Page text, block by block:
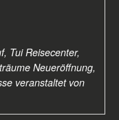
Tui Reisecenter,
Neueröffnung,
veranstaltet von